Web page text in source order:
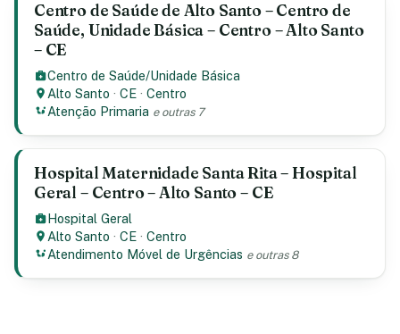
Centro de Saúde de Alto Santo – Centro de
Saúde, Unidade Básica – Centro – Alto Santo
– CE
Centro de Saúde/Unidade Básica
Alto Santo ·CE ·Centro
Atenção Primaria e outras 7
Hospital Maternidade Santa Rita – Hospital
Geral – Centro – Alto Santo – CE
Hospital Geral
Alto Santo ·CE ·Centro
Atendimento Móvel de Urgências e outras 8